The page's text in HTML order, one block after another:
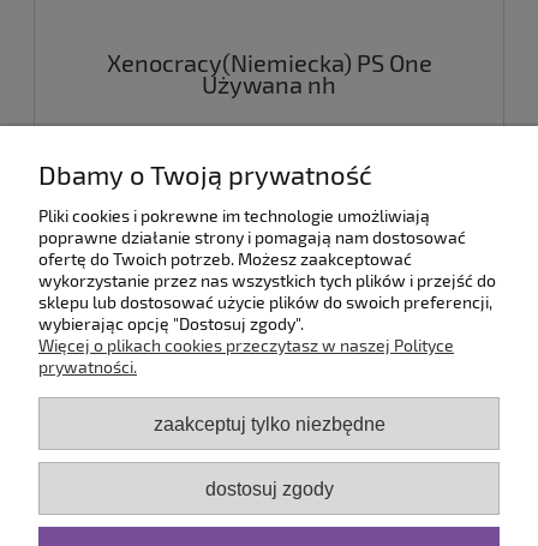
Xenocracy(Niemiecka) PS One
Używana nh
do koszyka
Pomoc
Moje konto
Serwis
Dbamy o Twoją prywatność
Pliki cookies i pokrewne im technologie umożliwiają
poprawne działanie strony i pomagają nam dostosować
ofertę do Twoich potrzeb. Możesz zaakceptować
wykorzystanie przez nas wszystkich tych plików i przejść do
sklepu lub dostosować użycie plików do swoich preferencji,
wybierając opcję "Dostosuj zgody".
Więcej o plikach cookies przeczytasz w naszej Polityce
prywatności.
zaakceptuj tylko niezbędne
dostosuj zgody